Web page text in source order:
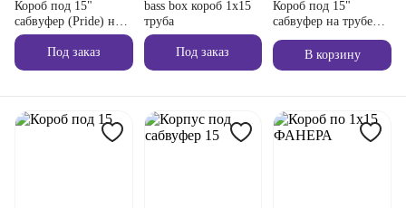
Короб под 15"
сабвуфер (Pride) на
трубе фанера
Под заказ
bass box короб 1х15
труба
Под заказ
Короб под 15"
сабвуфер на трубе
В корзину